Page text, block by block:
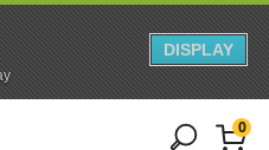
DISPLAY
naar artikel
naar voettekst
0